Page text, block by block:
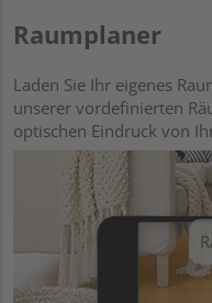
Raumplaner
Laden Sie Ihr eigenes
unserer vordefinierten
optischen Eindruck von